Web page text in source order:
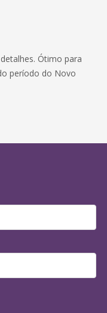
Ótimo para
período do Novo